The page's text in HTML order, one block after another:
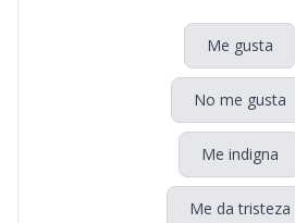
Me gusta
No me gusta
Me indigna
Me da tristeza